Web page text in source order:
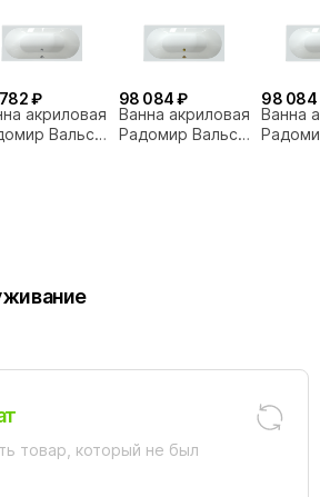
₽
акриловая
Вальс
98 084 ₽
Ванна акриловая
Радомир Вальс
98 084
Ванна
товар, который не был